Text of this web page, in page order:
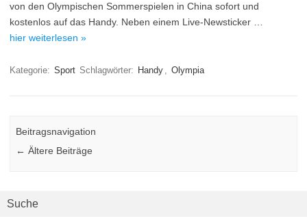
von den Olympischen Sommerspielen in China sofort und
kostenlos auf das Handy. Neben einem Live-Newsticker …
hier weiterlesen »
Kategorie: Sport Schlagwörter: Handy , Olympia
Beitragsnavigation
← Ältere Beiträge
Suche